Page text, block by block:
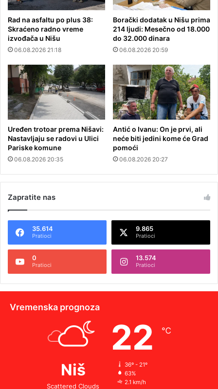
Rad na asfaltu po plus 38:
Skraćeno radno vreme
izvođača u Nišu
06.08.2026 21:18
Borački dodatak u Nišu prima
214 ljudi: Mesečno od 18.000
do 32.000 dinara
06.08.2026 20:59
Uređen trotoar prema Nišavi:
Nastavljaju se radovi u Ulici
Pariske komune
06.08.2026 20:35
Antić o Ivanu: On je prvi, ali
neće biti jedini kome će Grad
pomoći
06.08.2026 20:27
Zapratite nas
35.614
Pratioci
9.865
Pratioci
0
Pratioci
13.574
Pratioci
Vremenska prognoza
Niš
Scattered Clouds
22 ℃
36º - 21º
63%
2.1 km/h